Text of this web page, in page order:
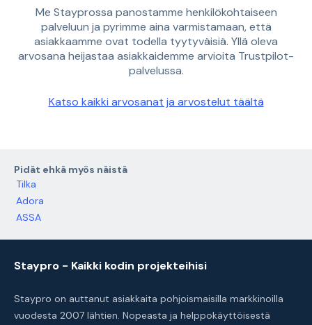
Me Stayprossa panostamme henkilökohtaiseen
palveluun ja pyrimme aina varmistamaan, että
asiakkaamme ovat todella tyytyväisiä. Yllä oleva
arvosana heijastaa asiakkaidemme arvioita Trustpilot-
palvelussa.
Katso kaikki arvosanat ja arvostelut täältä
Pidät ehkä myös näistä
Tilka
Adora
ASSA
Staypro - Kaikki kodin projekteihisi
Staypro on auttanut asiakkaita pohjoismaisilla markkinoilla
vuodesta 2007 lähtien. Nopeasta ja helppokäyttöisestä